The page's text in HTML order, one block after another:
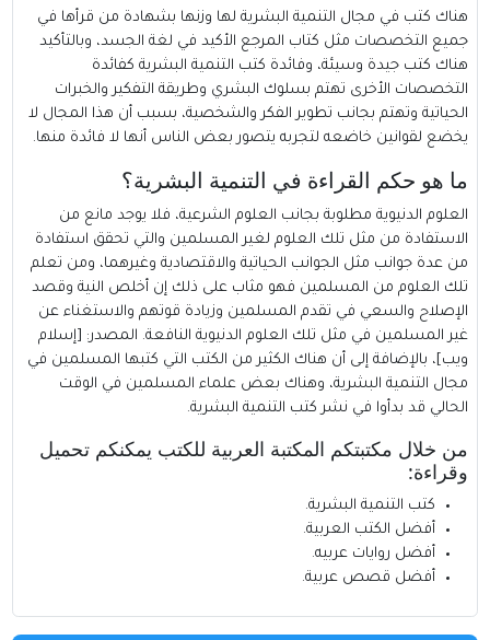
هناك كتب في مجال التنمية البشرية لها وزنها بشهادة من قرأها في
جميع التخصصات مثل كتاب المرجع الأكيد في لغة الجسد، وبالتأكيد
هناك كتب جيدة وسيئة، وفائدة كتب التنمية البشرية كفائدة
التخصصات الأخرى تهتم بسلوك البشري وطريقة التفكير والخبرات
الحياتية وتهتم بجانب تطوير الفكر والشخصية، بسبب أن هذا المجال لا
يخضع لقوانين خاضعه لتجربه يتصور بعض الناس أنها لا فائدة منها.
ما هو حكم القراءة في التنمية البشرية؟
العلوم الدنيوية مطلوبة بجانب العلوم الشرعية، فلا يوجد مانع من
الاستفادة من مثل تلك العلوم لغير المسلمين والتي تحقق استفادة
من عدة جوانب مثل الجوانب الحياتية والاقتصادية وغيرهما، ومن تعلم
تلك العلوم من المسلمين فهو مثاب على ذلك إن أخلص النية وقصد
الإصلاح والسعي في تقدم المسلمين وزيادة قوتهم والاستغناء عن
غير المسلمين في مثل تلك العلوم الدنيوية النافعة. المصدر: [إسلام
ويب]، بالإضافة إلى أن هناك الكثير من الكتب التي كتبها المسلمين في
مجال التنمية البشرية، وهناك بعض علماء المسلمين في الوقت
الحالي قد بدأوا في نشر كتب التنمية البشرية.
من خلال مكتبتكم المكتبة العربية للكتب يمكنكم تحميل
وقراءة:
كتب التنمية البشرية.
أفضل الكتب العربية.
أفضل روايات عربيه.
أفضل قصص عربية.